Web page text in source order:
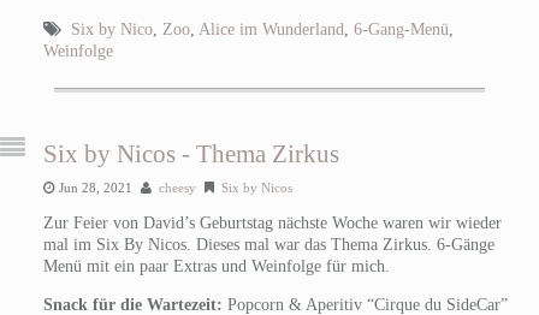
Six by Nico, Zoo, Alice im Wunderland 6-Gang-Menü
Weinfolge
Six by Nicos - Thema Zirkus
Jun 28, 2021 cheesy Six by Nicos
Zur Feier von David’s Geburtstag nächste Woche waren wir wieder
mal im Six By Nicos. Dieses mal war das Thema Zirkus. 6-Gänge
Menü mit ein paar Extras und Weinfolge für mich.
Snack für die Wartezeit: Popcorn & Aperitiv “Cirque du SideCar”